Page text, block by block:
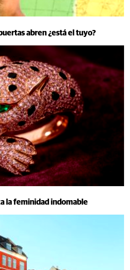
abren ¿está el tuyo?
la feminidad indomable